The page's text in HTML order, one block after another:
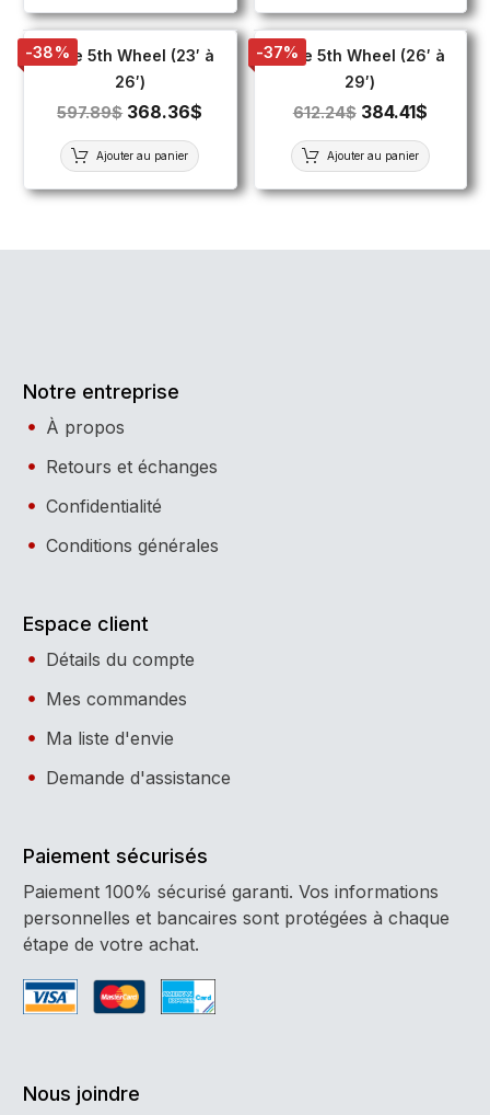
-38%
Toile 5th Wheel (23′ à
26′)
597.89$ 368.36$
Ajouter au panier
-37%Toile 5th Wheel (26′ à
29′)
612.24$ 384.41$
Ajouter au panier
Notre entreprise
À propos
Retours et échanges
Confidentialité
Conditions générales
Espace client
Détails du compte
Mes commandes
Ma liste d'envie
Demande d'assistance
Paiement sécurisés
Paiement 100% sécurisé garanti. Vos informations
personnelles et bancaires sont protégées à chaque
étape de votre achat.
Nous joindre